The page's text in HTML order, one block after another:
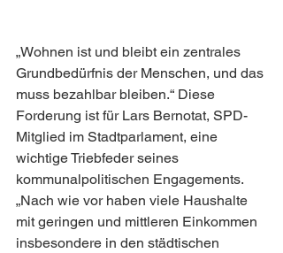
„Wohnen ist und bleibt ein zentrales
Grundbedürfnis der Menschen, und das
muss bezahlbar bleiben.“ Diese
Forderung ist für Lars Bernotat, SPD-
Mitglied im Stadtparlament, eine
wichtige Triebfeder seines
kommunalpolitischen Engagements.
„Nach wie vor haben viele Haushalte
mit geringen und mittleren Einkommen
insbesondere in den städtischen